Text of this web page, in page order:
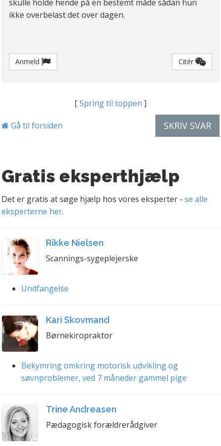
skulle holde hende på en bestemt måde sådan hun
ikke overbelast det over dagen.
Anmeld Citér
[Spring til toppen ]
Gå til forsiden SKRIV SVAR
Gratis eksperthjælp
Det er gratis at søge hjælp hos vores eksperter - se alle
eksperterne her.
Rikke Nielsen
Scannings-sygeplejerske
Undfangelse
Kari Skovmand
Børnekiropraktor
Bekymring omkring motorisk udvikling og
søvnproblemer, ved 7 måneder gammel pige
Trine Andreasen
Pædagogisk forældrerådgiver